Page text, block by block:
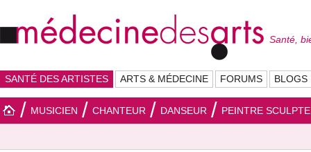
Santé,
SANTÉ DES ARTISTES ARTS & MÉDECINE FORUMS BLOGS
MUSICIEN CHANTEUR DANSEUR PEINTRE